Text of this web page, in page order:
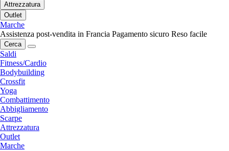
Attrezzatura
Outlet
Marche
Assistenza post-vendita in Francia Pagamento sicuro Reso facile
Cerca
Saldi
Fitness/Cardio
Bodybuilding
Crossfit
Yoga
Combattimento
Abbigliamento
Scarpe
Attrezzatura
Outlet
Marche